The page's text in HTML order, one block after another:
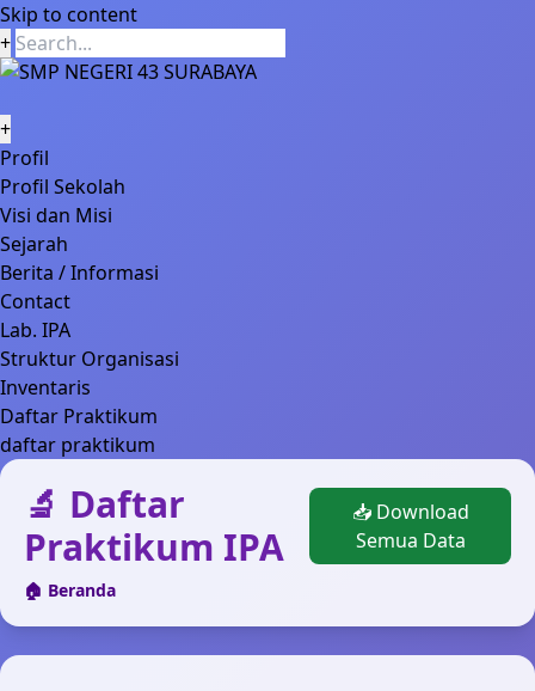
Skip to content
+
+
Profil
Profil Sekolah
Visi dan Misi
Sejarah
Berita / Informasi
Contact
Lab. IPA
Struktur Organisasi
Inventaris
Daftar Praktikum
daftar praktikum
🔬 Daftar
Praktikum IPA
📥 Download
Semua Data
🏠 Beranda